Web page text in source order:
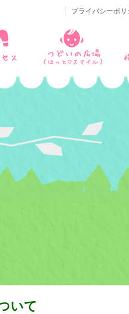
プライバシーポリ
いて